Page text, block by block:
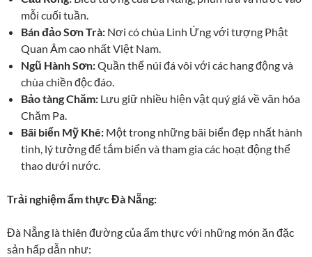
mỗi cuối tuần.
Bán đảo Sơn Trà: Nơi có chùa Linh Ứng với tượng Phật
Quan Âm cao nhất Việt Nam.
Ngũ Hành Sơn:Quần thể núi đá vôi với các hang động và
chùa chiền độc đáo.
Bảo tàng Chăm: Lưu giữ nhiều hiện vật quý giá về văn hóa
Chăm Pa.
Bãi biển Mỹ Khê: Một trong những bãi biển đẹp nhất hành
tinh, lý tưởng để tắm biển và tham gia các hoạt động thể
thao dưới nước.
Trải nghiệm ẩm thực Đà Nẵng:
Đà Nẵng là thiên đường của ẩm thực với những món ăn đặc
sản hấp dẫn như: